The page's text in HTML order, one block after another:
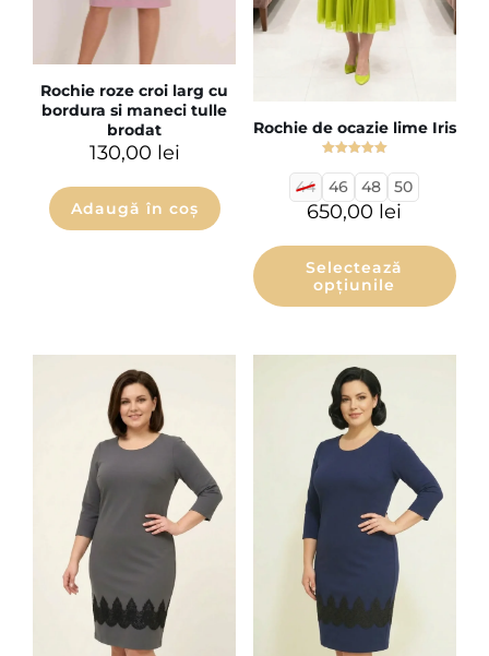
Rochie roze croi larg cu
bordura si maneci tulle
brodat
130,00 lei
Adaugă în coș
Rochie de ocazie lime Iris
5.00
din 5
44 46 48 50
650,00 lei
Selectează
opțiunile